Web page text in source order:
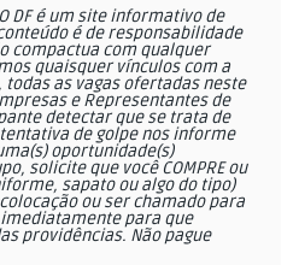
DF é um site informativo de
é de responsabilidade
compactua com qualquer
quaisquer vínculos com a
as vagas ofertadas neste
e Representantes de
detectar que se trata de
de golpe nos informe
oportunidade(s)
solicite que você COMPRE ou
sapato ou algo do tipo)
ou ser chamado para
para que
providências. Não pague